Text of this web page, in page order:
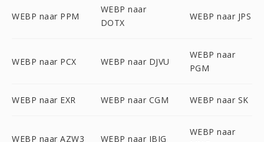
WEBP naar PPM
WEBP naar
DOTX
WEBP naar JPS
WEBP naar PCX WEBP naar DJVU
WEBP naar
PGM
WEBP naar EXR WEBP naar CGM WEBP naar SK
WEBP naar AZW3 WEBP naar JBIG
WEBP naar